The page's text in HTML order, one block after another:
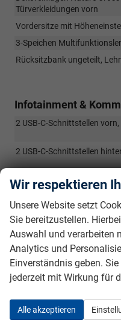
Türverkleidungen vorn
Vordersitze mit
3-Speichen
Rücksitzbank ungeteilt,
Infotainment &
2 USB-C-Schnittstellen
2 USB-C-Schnittstellen
6+1 Lautsprecher
Digital Cockpit
Telefonschnittstelle mit
12-V-Steckdose im
Nichtraucherausführung:
Wir respektieren
Unsere Website setzt
Sie bereitzustellen.
Auswahl und verarbeiten
Analytics und
Einverständnis geben.
jederzeit mit Wirkung für
Alle akzeptieren